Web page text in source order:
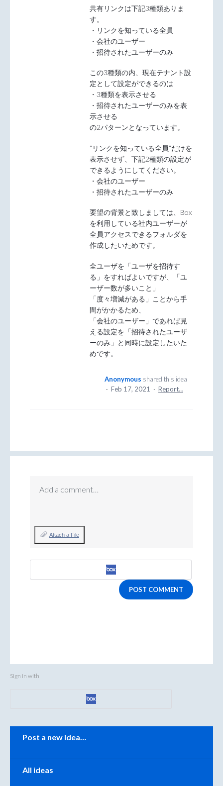
共有リンクは下記3種類ありま
す。
・リンクを知っている全員
・会社のユーザー
・招待されたユーザーのみ
この3種類の内、現在テナント設
定として設定ができるのは
・3種類を表示させる
・招待されたユーザーのみを表
示させる
の2パターンとなっています。
”リンクを知っている全員”だけを
表示させず、下記2種類の設定が
できるようにしてください。
・会社のユーザー
・招待されたユーザーのみ
要望の背景と致しましては、Box
を利用している社内ユーザーが
全員アクセスできるフォルダを
作成したいためです。
全ユーザを「ユーザを招待す
る」をすればよいですが、「ユ
ーザー数が多いこと」
「度々増減がある」ことから手
間がかかるため、
「会社のユーザー」であれば見
える設定を「招待されたユーザ
ーのみ」と同時に設定したいた
めです。
Anonymous shared this idea
· Feb 17, 2021 · Report…
Add a comment…
Attach a File
POST COMMENT
Sign in with
Categories
Post a new idea…
All ideas